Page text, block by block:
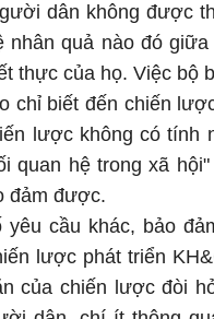
dân không được
quả nào đó
thực của họ. Việc bộ
chỉ biết đến chiến
lược không có tính
quan hệ trong xã
đảm được.
cầu khác, bảo
lược phát triển
của chiến lược đòi